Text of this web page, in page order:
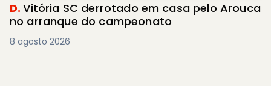
D.Vitória SC derrotado em casa pelo Arouca
no arranque do campeonato
8 agosto 2026